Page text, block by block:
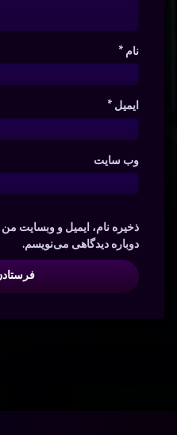
نام *
ایمیل *
وب‌ سایت
ذخیره نام، ایمیل و وبسایت
دوباره دیدگاهی می‌نویسم.